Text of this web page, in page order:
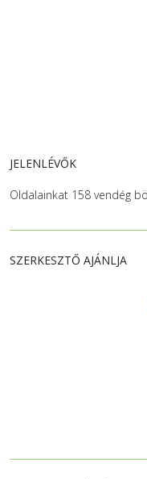
JELENLÉVŐK
Oldalainkat 158 vendég
SZERKESZTŐ AJÁNLJA